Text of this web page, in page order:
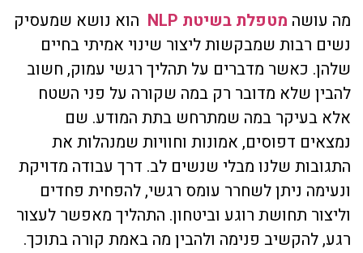
מה עושה מטפלת בשיטת NLP
הוא נושא שמעסיק
נשים רבות שמבקשות ליצור שינוי אמיתי בחיים
שלהן. כאשר מדברים על תהליך רגשי עמוק, חשוב
להבין שלא מדובר רק במה שקורה על פני השטח
אלא בעיקר במה שמתרחש בתת המודע. שם
נמצאים דפוסים, אמונות וחוויות שמנהלות את
התגובות שלנו מבלי שנשים לב. דרך עבודה מדויקת
ונעימה ניתן לשחרר עומס רגשי, להפחית פחדים
וליצור תחושת רוגע וביטחון. התהליך מאפשר לעצור
רגע, להקשיב פנימה ולהבין מה באמת קורה בתוכך.